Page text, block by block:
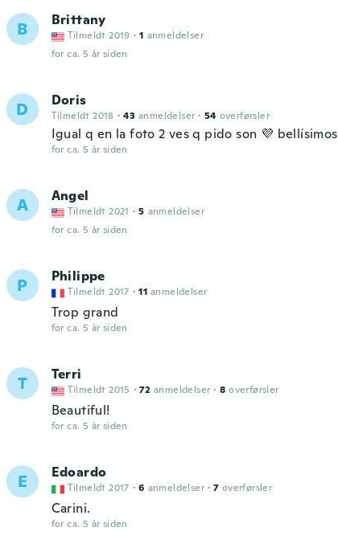
B Brittany
Tilmeldt 2019 · 1 anmeldelser
for ca. 5 år siden
D Doris
Tilmeldt 2018 · 43 anmeldelser · 54 overførsler
Igual q en la foto 2 ves q pido son 💜 bellísimos
for ca. 5 år siden
A Angel
Tilmeldt 2021 · 5 anmeldelser
for ca. 5 år siden
P Philippe
Tilmeldt 2017 · 11 anmeldelser
Trop grand
for ca. 5 år siden
T Terri
Tilmeldt 2015 · 72 anmeldelser · 8 overførsler
Beautiful!
for ca. 5 år siden
E Edoardo
Tilmeldt 2017 · 6 anmeldelser · 7 overførsler
Carini.
for ca. 5 år siden